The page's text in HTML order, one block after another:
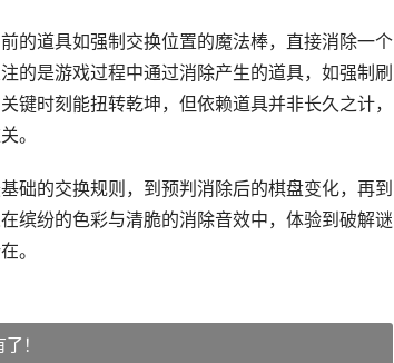
的道具如强制交换位置的魔法棒，直接消除一个
的是游戏过程中通过消除产生的道具，如强制刷
键时刻能扭转乾坤，但依赖道具并非长久之计，
。
础的交换规则，到预判消除后的棋盘变化，再到
缤纷的色彩与清脆的消除音效中，体验到破解谜
。
！